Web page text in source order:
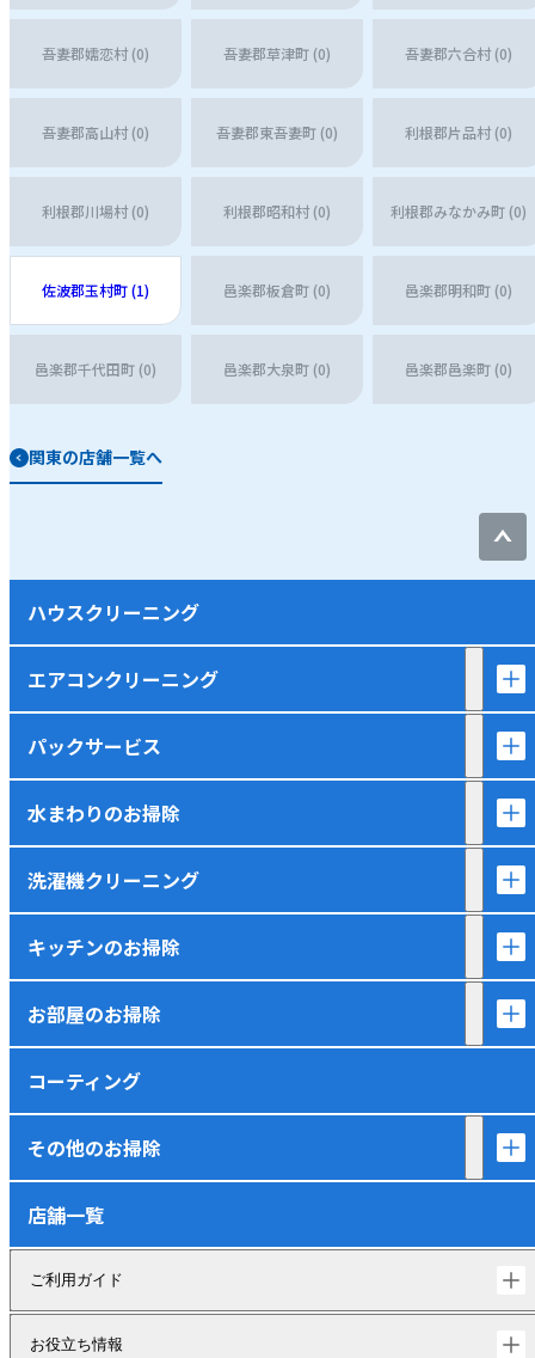
吾妻郡嬬恋村 (0) 吾妻郡草津町 (0) 吾妻郡六合村 (0)
吾妻郡高山村 (0) 吾妻郡東吾妻町 (0) 利根郡片品村 (0)
利根郡川場村 (0) 利根郡昭和村 (0) 利根郡みなかみ町 (0)
佐波郡玉村町 (1) 邑楽郡板倉町 (0) 邑楽郡明和町 (0)
邑楽郡千代田町 (0) 邑楽郡大泉町 (0) 邑楽郡邑楽町 (0)
関東の店舗一覧へ
ハウスクリーニング
エアコンクリーニング
パックサービス
水まわりのお掃除
洗濯機クリーニング
キッチンのお掃除
お部屋のお掃除
コーティング
その他のお掃除
店舗一覧
ご利用ガイド
お役立ち情報